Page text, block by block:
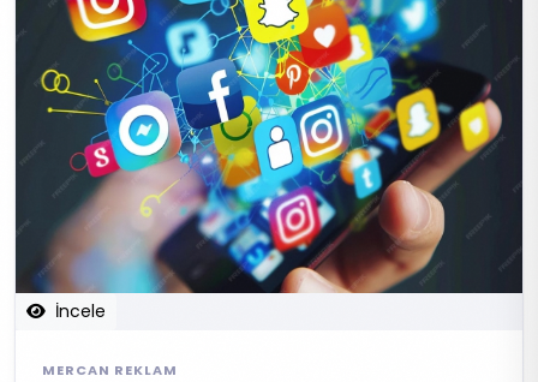
İncele
MERCAN REKLAM